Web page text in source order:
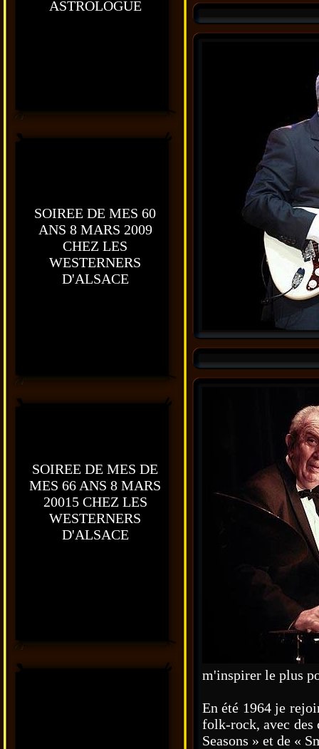
ASTROLOGUE
SOIREE DE MES 60
ANS 8 MARS 2009
CHEZ LES
WESTERNERS
D'ALSACE
SOIREE DE MES DE
MES 66 ANS 8 MARS
20015 CHEZ LES
WESTERNERS
D'ALSACE
m'inspirer le plus
En été 1964 je
folk-rock, avec des
Seasons » et de «